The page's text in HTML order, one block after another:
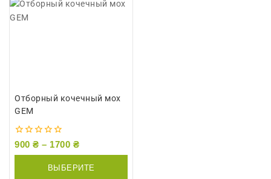
Отборный кочечный мох
GEM
0
900 ₴ – 1700 ₴
ВЫБЕРИТЕ